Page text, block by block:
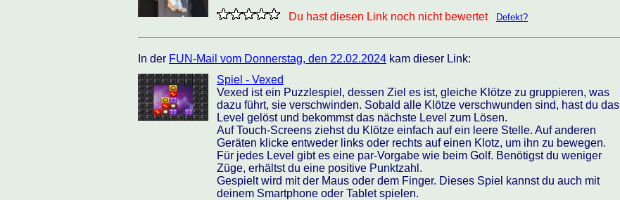
Du hast diesen Link noch nicht bewertet Defekt?
In der FUN-Mail vom Donnerstag, den 22.02.2024 kam dieser Link:
Spiel - Vexed
Vexed ist ein Puzzlespiel, dessen Ziel es ist, gleiche Klötze zu gruppieren, was
dazu führt, sie verschwinden. Sobald alle Klötze verschwunden sind, hast du das
Level gelöst und bekommst das nächste Level zum Lösen.
Auf Touch-Screens ziehst du Klötze einfach auf ein leere Stelle. Auf anderen
Geräten klicke entweder links oder rechts auf einen Klotz, um ihn zu bewegen.
Für jedes Level gibt es eine par-Vorgabe wie beim Golf. Benötigst du weniger
Züge, erhältst du eine positive Punktzahl.
Gespielt wird mit der Maus oder dem Finger. Dieses Spiel kannst du auch mit
deinem Smartphone oder Tablet spielen.